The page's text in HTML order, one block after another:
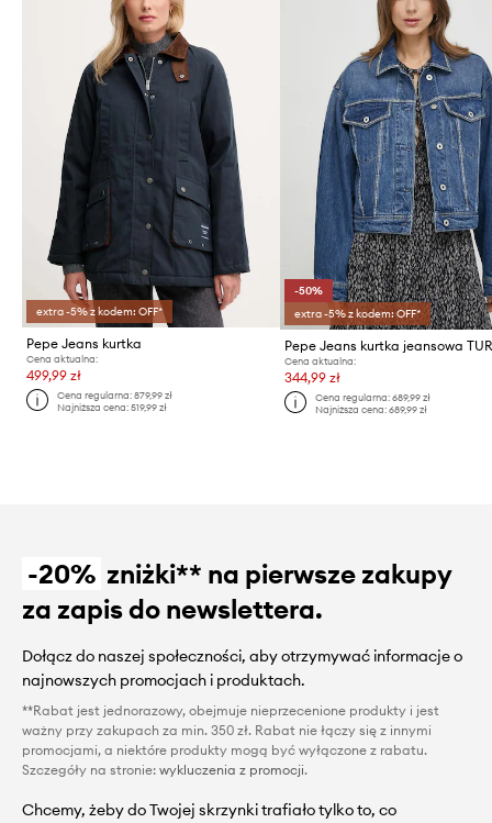
extra -5% z kodem: OFF*
Pepe Jeans kurtka
Cena aktualna:
499,99 zł
Cena regularna:879,99 zł
Najniższa cena:519,99 zł
-50%
extra -5% z kodem: OFF*
Cena aktualna:
344,99 zł
Cena regularna: 689,99 zł
Najniższa cena: 689,99 zł
-20% zniżki** na pierwsze zakupy
za zapis do newslettera.
Dołącz do naszej społeczności, aby otrzymywać informacje o
najnowszych promocjach i produktach.
**Rabat jest jednorazowy, obejmuje nieprzecenione produkty i jest
ważny przy zakupach za min. 350 zł. Rabat nie łączy się z innymi
promocjami, a niektóre produkty mogą być wyłączone z rabatu.
Szczegóły na stronie: wykluczenia z promocji.
Chcemy, żeby do Twojej skrzynki trafiało tylko to, co